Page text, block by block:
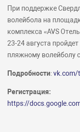
При поддержке
волейбола на
комплекса «AVS
23-24 августа
пляжному волейболу
Подробности:vk.com/
Регистрация:
https://